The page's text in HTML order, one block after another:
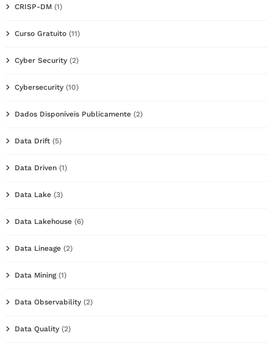
CRISP-DM (1)
Curso Gratuito (11)
Cyber Security (2)
Cybersecurity (10)
Dados Disponíveis Publicamente (2)
Data Drift (5)
Data Driven (1)
Data Lake (3)
Data Lakehouse (6)
Data Lineage (2)
Data Mining(1)
Data Observability (2)
Data Quality (2)